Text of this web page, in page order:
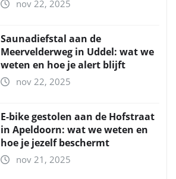
nov 22, 2025
Saunadiefstal aan de
Meervelderweg in Uddel: wat we
weten en hoe je alert blijft
nov 22, 2025
E-bike gestolen aan de Hofstraat
in Apeldoorn: wat we weten en
hoe je jezelf beschermt
nov 21, 2025